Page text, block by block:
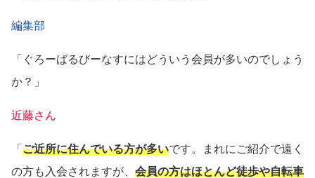
編集部
「ぐろーばるびーなすにはどういう会員が多いのでしょう
か？」
近藤さん
「 ご近所に住んでいる方が多いです。まれにご紹介で遠く
の方も入会されますが、 会員の方はほとんど徒歩や自転車